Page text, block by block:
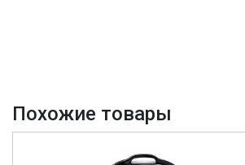
Похожие товары